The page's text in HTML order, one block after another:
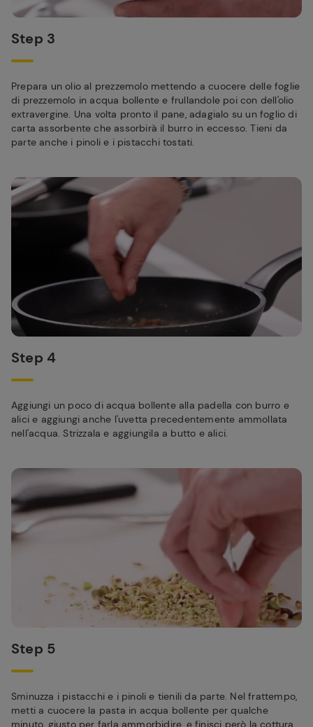
Step 3
Prepara un olio al prezzemolo mettendo a cuocere delle foglie
di prezzemolo in acqua bollente e frullandole poi con dell'olio
extravergine. Una volta pronto il pane, adagialo su un foglio di
carta assorbente che assorbirà il burro in eccesso. Tieni da
parte anche i pinoli e i pistacchi tostati.
Step 4
Aggiungi un poco di acqua bollente alla padella con burro e
alici e aggiungi anche l'uvetta precedentemente ammollata
nell'acqua. Strizzala e aggiungila a butto e alici.
Step 5
Sminuzza i pistacchi e i pinoli e tienili da parte. Nel frattempo,
metti a cuocere la pasta in acqua bollente per qualche
minuto, giusto per farla ammorbidire, e finisci però la cottura